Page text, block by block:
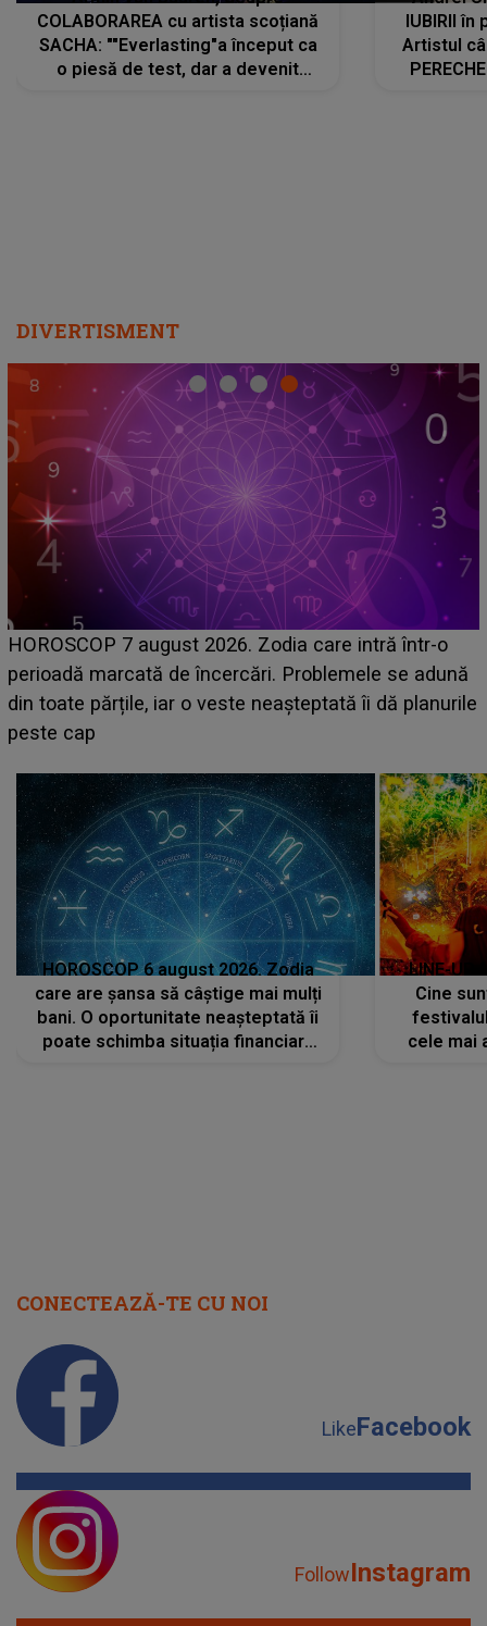
COLABORAREA cu artista scoțiană
SACHA: ""Everlasting"a început ca
o piesă de test, dar a devenit
IUBIRII în
Artistul
DIVERTISMENT
HOROSCOP 7 august 2026. Zodia care intră într-o
perioadă marcată de încercări. Problemele se adună
din toate părțile, iar o veste neașteptată îi dă planurile
peste cap
HOROSCOP 6 august 2026. Zodia
care are șansa să câștige mai mulți
bani. O oportunitate neașteptată îi
poate schimba situația financiară
LINE-UP
Cine
cele mai
CONECTEAZĂ-TE CU NOI
LikeFacebook
FollowInstagram